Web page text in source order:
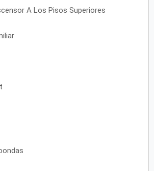
A Los Pisos Superiores